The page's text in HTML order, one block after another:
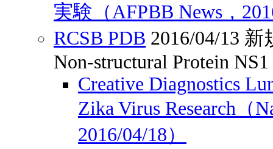
実験（AFPBB News，
RCSB PDB 2016/04/13
Non-structural Protein NS1
Creative Diagnostics
Zika Virus Research（
2016/04/18）